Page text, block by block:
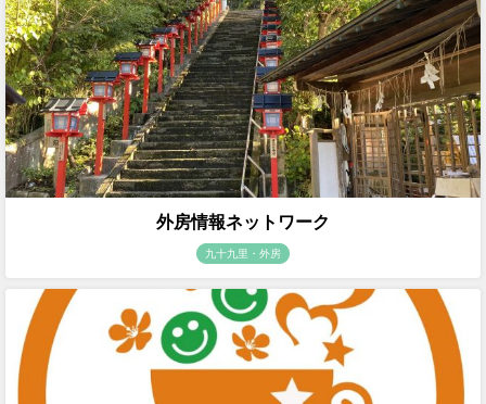
外房情報ネットワーク
九十九里・外房